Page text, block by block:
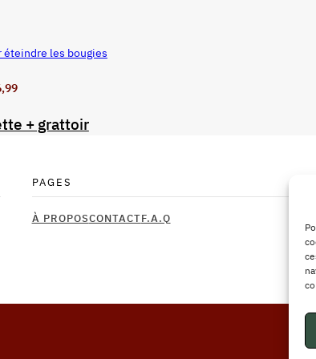
éteindre les bougies
+ grattoir
PAGES
À PROPOSCONTACTF.A.Q